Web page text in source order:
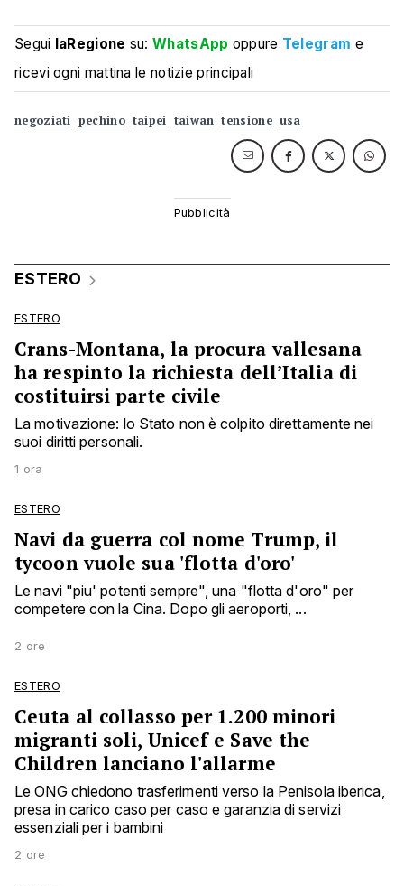
Segui laRegione su:WhatsApp oppure Telegram e
ricevi ogni mattina le notizie principali
negoziati pechino taipei taiwan tensione usa
ESTERO
ESTERO
Crans-Montana, la procura vallesana
ha respinto la richiesta dell’Italia di
costituirsi parte civile
La motivazione: lo Stato non è colpito direttamente nei
suoi diritti personali.
1 ora
ESTERO
Navi da guerra col nome Trump, il
tycoon vuole sua 'flotta d'oro'
Le navi "piu' potenti sempre", una "flotta d'oro" per
competere con la Cina. Dopo gli aeroporti, ...
2 ore
ESTERO
Ceuta al collasso per 1.200 minori
migranti soli, Unicef e Save the
Children lanciano l'allarme
Le ONG chiedono trasferimenti verso la Penisola iberica,
presa in carico caso per caso e garanzia di servizi
essenziali per i bambini
2 ore